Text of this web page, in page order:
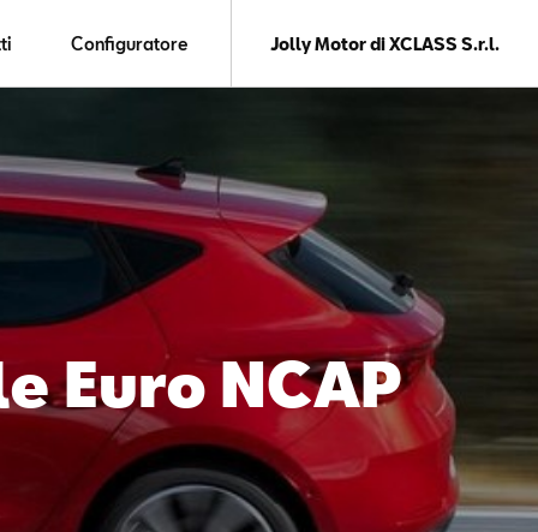
Configuratore Jolly Motor di XCLASS S.r.l.
Euro NCAP